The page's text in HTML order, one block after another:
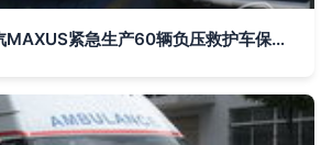
年初一复工，上汽MAXUS紧急生产60辆负压救护车保障疫情防控